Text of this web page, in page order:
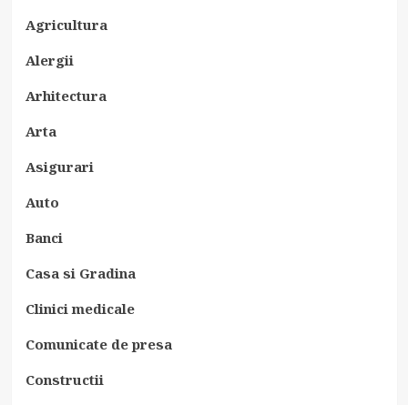
Agricultura
Alergii
Arhitectura
Arta
Asigurari
Auto
Banci
Casa si Gradina
Clinici medicale
Comunicate de presa
Constructii